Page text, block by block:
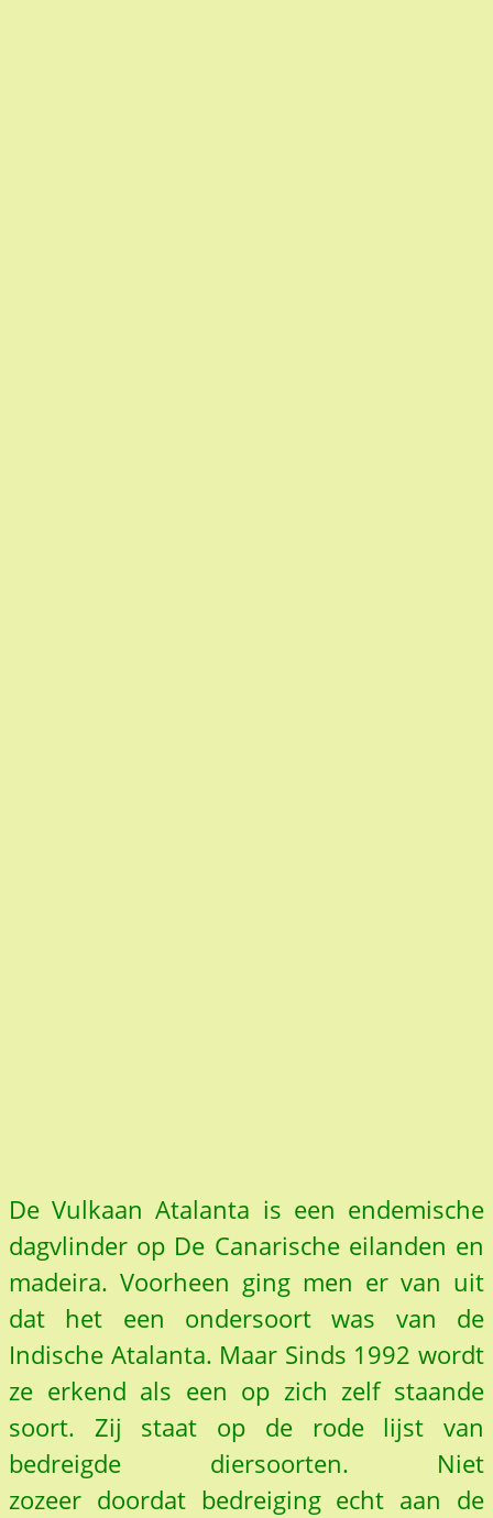
De Vulkaan Atalanta is een endemische
dagvlinder op De Canarische eilanden en
madeira. Voorheen ging men er van uit
dat het een ondersoort was van de
Indische Atalanta. Maar Sinds 1992 wordt
ze erkend als een op zich zelf staande
soort. Zij staat op de rode lijst van
bedreigde diersoorten. Niet
zozeer doordat bedreiging echt aan de